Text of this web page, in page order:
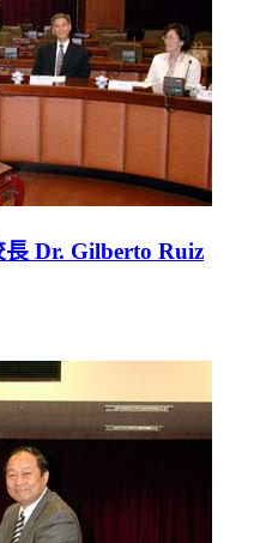
Dr. Gilberto Ruiz